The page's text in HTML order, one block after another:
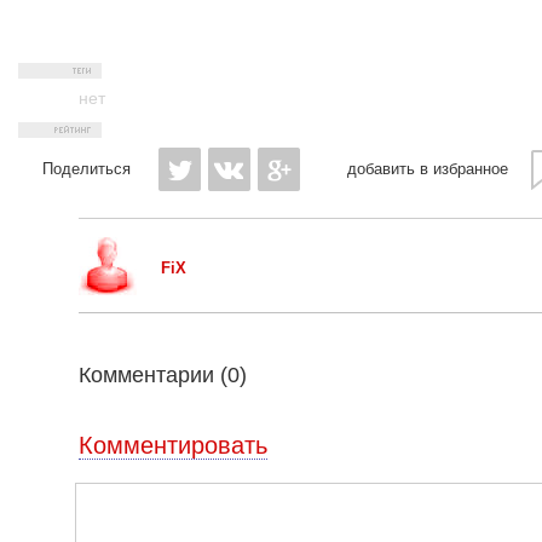
нет
Поделиться добавить в избранное
FiX
Комментарии (0)
Комментировать